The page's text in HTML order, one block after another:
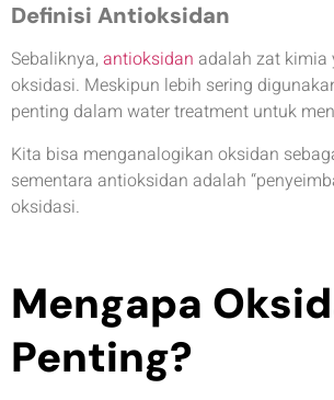
Definisi Antioksidan
Sebaliknya,antioksidan adalah zat kimia
oksidasi. Meskipun lebih sering
penting dalam water treatment untuk
Kita bisa menganalogikan oksidan
sementara antioksidan adalah
oksidasi.
Mengapa
Penting?